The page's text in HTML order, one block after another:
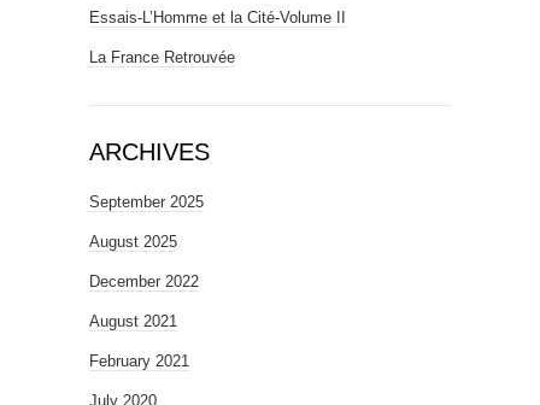
Essais-L’Homme et la Cité-Volume II
La France Retrouvée
ARCHIVES
September 2025
August 2025
December 2022
August 2021
February 2021
July 2020